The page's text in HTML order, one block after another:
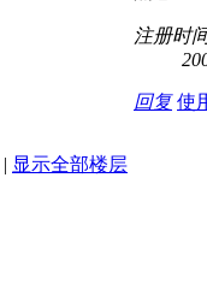
注册时
回复 使
| 显示全部楼层